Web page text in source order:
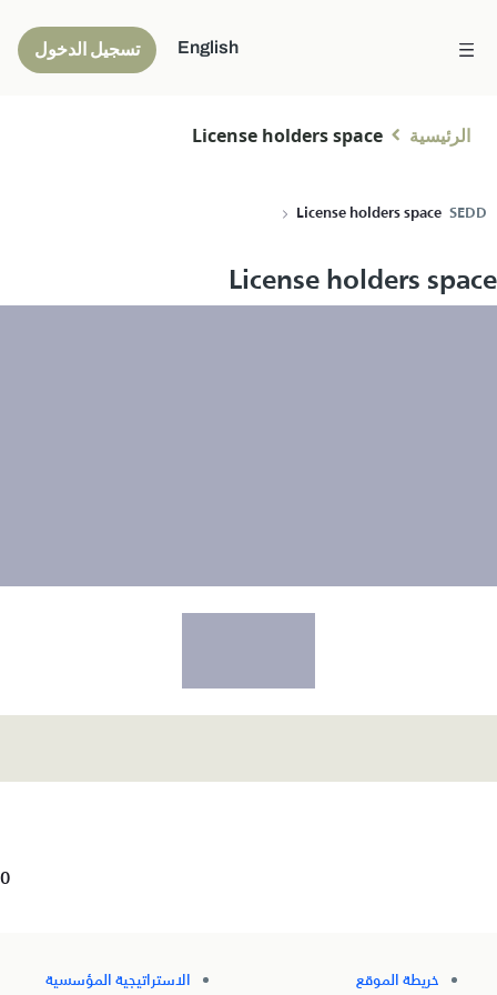
English تسجيل الدخول
الرئيسية License holders space
SEDD
License holders space
License holders space
0
خريطة الموقع الاستراتيجية المؤسسية